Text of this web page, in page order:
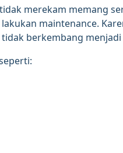
merekam memang
maintenance.
berkembang menjadi